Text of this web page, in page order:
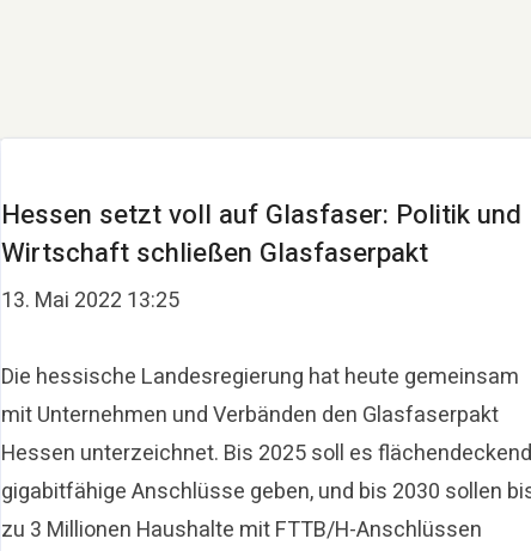
Hessen setzt voll auf Glasfaser: Politik und
Wirtschaft schließen Glasfaserpakt
13. Mai 2022 13:25
Die hessische Landesregierung hat heute gemeinsam
mit Unternehmen und Verbänden den Glasfaserpakt
Hessen unterzeichnet. Bis 2025 soll es
gigabitfähige Anschlüsse geben, und bis 2030 sollen
zu 3 Millionen Haushalte mit FTTB/H-Anschlüssen